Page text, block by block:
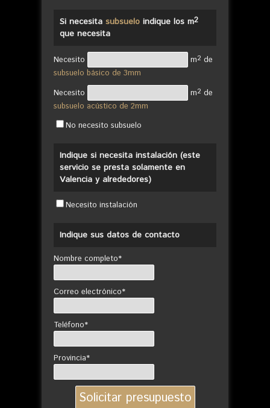
Si necesita subsuelo indique los m2
que necesita
Necesito m2 de
subsuelo básico de 3mm
Necesito
m2 de
subsuelo acústico de 2mm
No necesito subsuelo
Indique si necesita instalación (este
servicio se presta solamente en
Valencia y alrededores)
Necesito instalación
Indique sus datos de contacto
Nombre completo*
Correo electrónico*
Teléfono*
Provincia*